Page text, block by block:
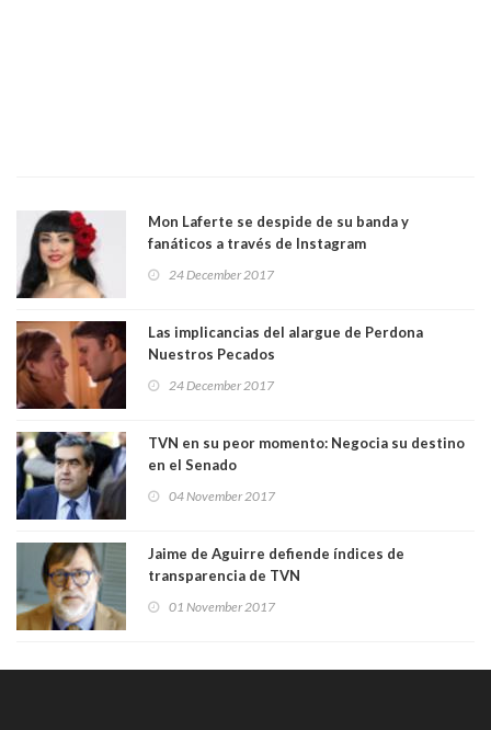
Mon Laferte se despide de su banda y
fanáticos a través de Instagram
24 December 2017
Las implicancias del alargue de Perdona
Nuestros Pecados
24 December 2017
TVN en su peor momento: Negocia su destino
en el Senado
04 November 2017
Jaime de Aguirre defiende índices de
transparencia de TVN
01 November 2017